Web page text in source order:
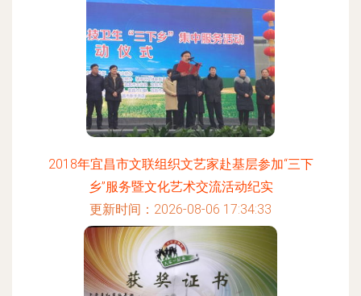
2018年宜昌市文联组织文艺家赴基层参加“三下
乡”服务暨文化艺术交流活动纪实
更新时间：2026-08-06 17:34:33